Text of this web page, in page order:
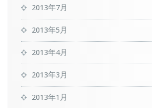
2013年7月
2013年5月
2013年4月
2013年3月
2013年1月